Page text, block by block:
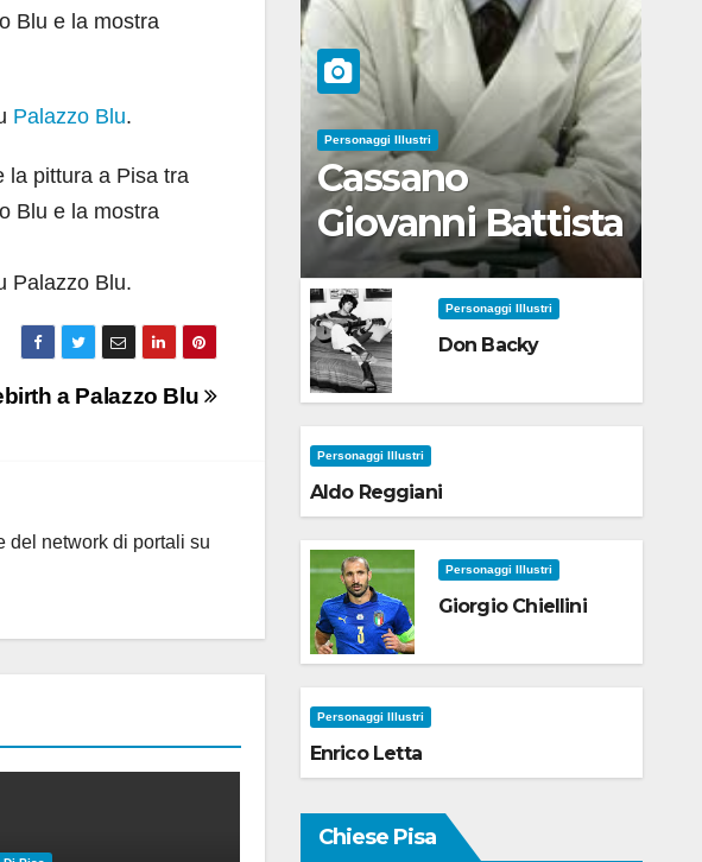
Blu e la mostra
Palazzo Blu.
la pittura a Pisa tra
Blu e la mostra
Palazzo Blu.
a Palazzo Blu
del network di portali su
Personaggi Illustri
Cassano
Giovanni Battista
Personaggi Illustri
Don Backy
Personaggi Illustri
Aldo Reggiani
Personaggi Illustri
Giorgio Chiellini
Personaggi Illustri
Enrico Letta
Chiese Pisa